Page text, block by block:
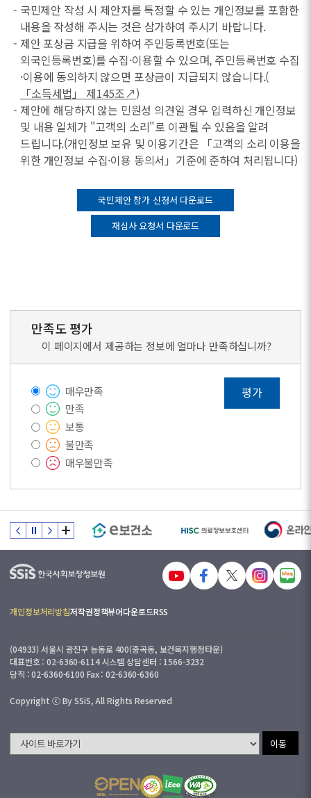
- 국민제안 작성 시 제안자를 특정할 수 있는 개인정보를 포함한
내용을 작성해 주시는 것은 삼가하여 주시기 바랍니다.
- 제안 포상금 지급을 위하여 주민등록번호(또는
외국인등록번호)를 수집·이용할 수 있으며, 주민등록번호 수집
·이용에 동의하지 않으면 포상금이 지급되지 않습니다.(
「소득세법」 제145조↗)
- 제안에 해당하지 않는 민원성 의견일 경우 입력하신 개인정보
및 내용 일체가 "고객의 소리"로 이관될 수 있음을 알려
드립니다.(개인정보 보유 및 이용기간은 「고객의 소리 이용을
위한 개인정보 수집·이용 동의서」기준에 준하여 처리됩니다)
국민제안 참가 신청서 다운로드
재심사 요청서 다운로드
만족도 평가
이 페이지에서 제공하는 정보에 얼마나 만족하십니까?
매우만족
만족
보통
불만족
매우불만족
평가
개인정보처리방침저작권정책뷰어다운로드RSS
(04933) 서울시 광진구 능동로 400(중곡동, 보건복지행정타운)
대표번호 : 02-6360-6114 시스템 상담센터 : 1566-3232
당직 : 02-6360-6100 Fax : 02-6360-6360
Copyright ⓒ By SSiS, All Rights Reserved
이동